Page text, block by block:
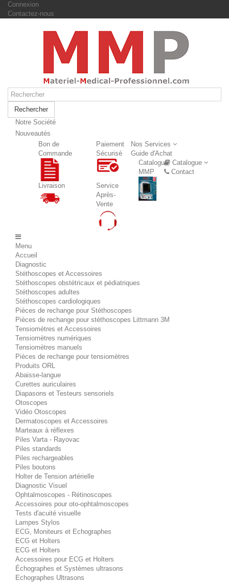
Connexion
Contactez-nous
Rechercher
Notre Société
Nouveautés
Nos Services
Bon de
Commande
Paiement
Sécurisé
Livraison
Service
Après-
Vente
Guide d'Achat
Catalogue
Catalogue
MMP
Contact
Menu
Accueil
Diagnostic
Stéthoscopes et Accessoires
Stéthoscopes obstétricaux et pédiatriques
Stéthoscopes adultes
Stéthoscopes cardiologiques
Pièces de rechange pour Stéthoscopes
Pièces de rechange pour stéthoscopes Littmann 3M
Tensiomètres et Accessoires
Tensiomètres numériques
Tensiomètres manuels
Pièces de rechange pour tensiomètres
Produits ORL
Abaisse-langue
Curettes auriculaires
Diapasons et Testeurs sensoriels
Otoscopes
Vidéo Otoscopes
Dermatoscopes et Accessoires
Marteaux à réflexes
Piles Varta - Rayovac
Piles standards
Piles rechargeables
Piles boutons
Holter de Tension artérielle
Diagnostic Visuel
Ophtalmoscopes - Rétinoscopes
Accessoires pour oto-ophtalmoscopes
Tests d'acuité visuelle
Lampes Stylos
ECG, Moniteurs et Echographes
ECG et Holters
ECG et Holters
Accessoires pour ECG et Holters
Échographes et Systèmes ultrasons
Echographes Ultrasons